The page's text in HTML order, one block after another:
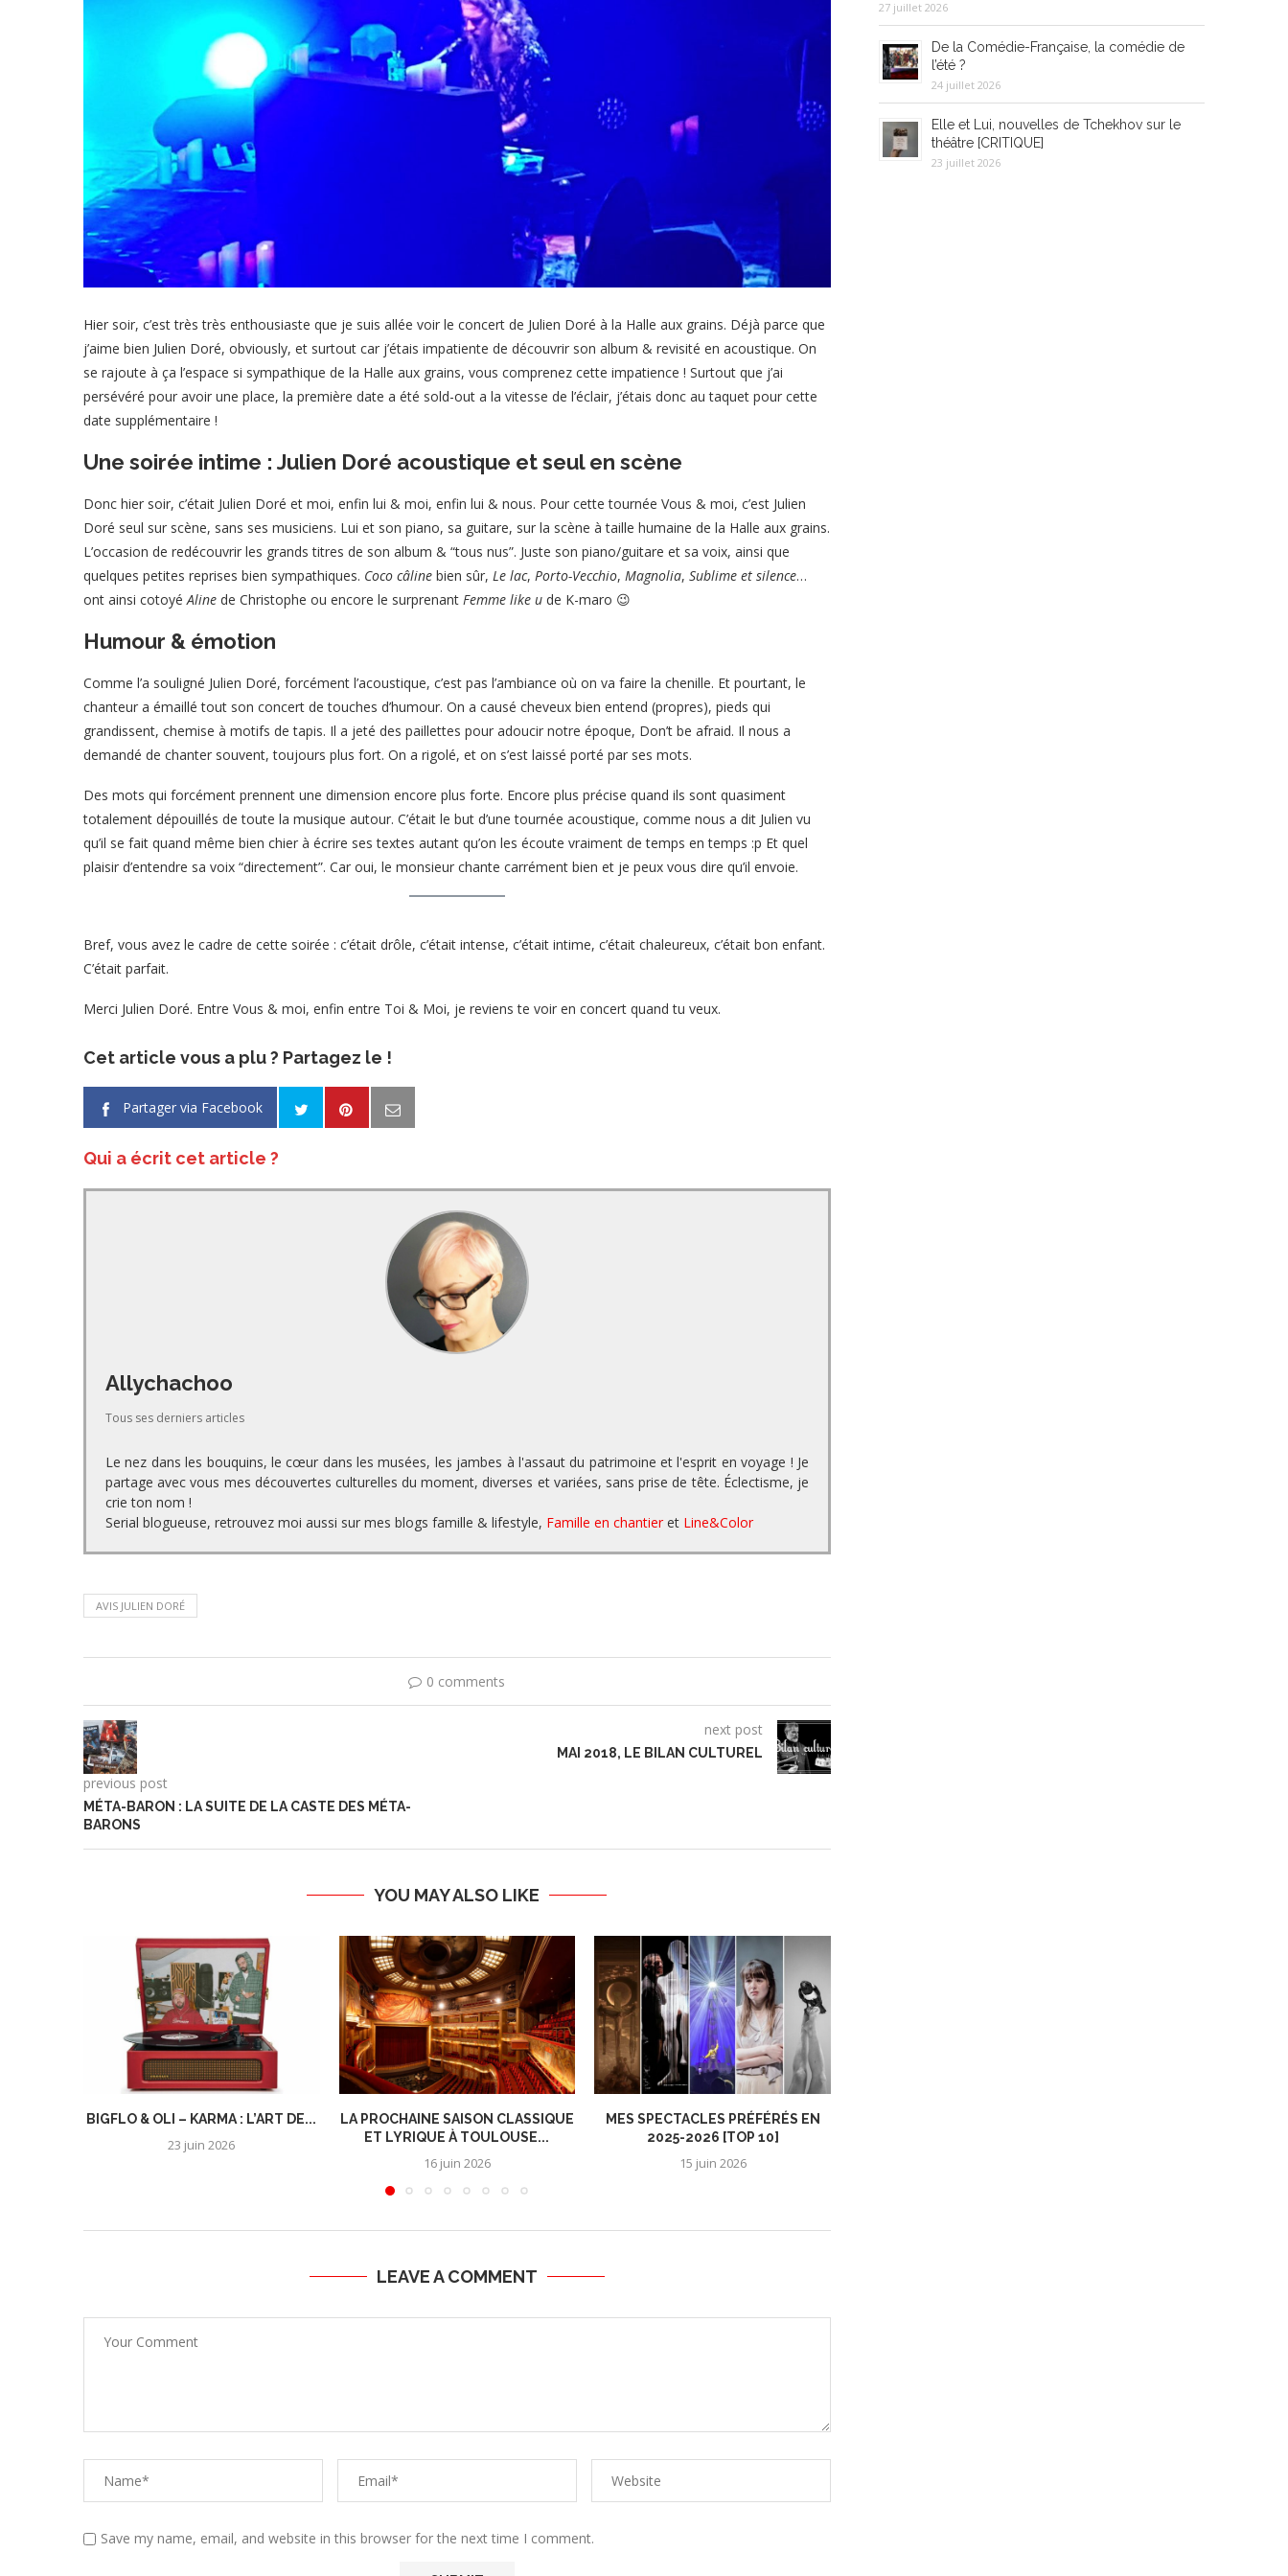
Hier soir, c’est très très enthousiaste que je suis allée voir le concert de Julien Doré à la Halle aux grains. Déjà parce que
j’aime bien Julien Doré, obviously, et surtout car j’étais impatiente de découvrir son album & revisité en acoustique. On
se rajoute à ça l’espace si sympathique de la Halle aux grains, vous comprenez cette impatience ! Surtout que j’ai
persévéré pour avoir une place, la première date a été sold-out a la vitesse de l’éclair, j’étais donc au taquet pour cette
date supplémentaire !
Une soirée intime : Julien Doré acoustique et seul en scène
Donc hier soir, c’était Julien Doré et moi, enfin lui & moi, enfin lui & nous. Pour cette tournée Vous & moi, c’est Julien
Doré seul sur scène, sans ses musiciens. Lui et son piano, sa guitare, sur la scène à taille humaine de la Halle aux grains.
L’occasion de redécouvrir les grands titres de son album & “tous nus”. Juste son piano/guitare et sa voix, ainsi que
quelques petites reprises bien sympathiques. Coco câline bien sûr, Le lac, Porto-Vecchio, Magnolia, Sublime et silence…
ont ainsi cotoyéAline de Christophe ou encore le surprenant Femme like u de K-maro 😉
Humour & émotion
Comme l’a souligné Julien Doré, forcément l’acoustique, c’est pas l’ambiance où on va faire la chenille. Et pourtant, le
chanteur a émaillé tout son concert de touches d’humour. On a causé cheveux bien entend (propres), pieds qui
grandissent, chemise à motifs de tapis. Il a jeté des paillettes pour adoucir notre époque, Don’t be afraid. Il nous a
demandé de chanter souvent, toujours plus fort. On a rigolé, et on s’est laissé porté par ses mots.
Des mots qui forcément prennent une dimension encore plus forte. Encore plus précise quand ils sont quasiment
totalement dépouillés de toute la musique autour. C’était le but d’une tournée acoustique, comme nous a dit Julien vu
qu’il se fait quand même bien chier à écrire ses textes autant qu’on les écoute vraiment de temps en temps :p Et quel
plaisir d’entendre sa voix “directement”. Car oui, le monsieur chante carrément bien et je peux vous dire qu’il envoie.
Bref, vous avez le cadre de cette soirée : c’était drôle, c’était intense, c’était intime, c’était chaleureux, c’était bon enfant.
C’était parfait.
Merci Julien Doré. Entre Vous & moi, enfin entre Toi & Moi, je reviens te voir en concert quand tu veux.
Cet article vous a plu ? Partagez le !
Partager via Facebook
Qui a écrit cet article ?
Allychachoo
Tous ses derniers articles
Le nez dans les bouquins, le cœur dans les musées, les jambes à l'assaut du patrimoine et l'esprit en voyage ! Je
partage avec vous mes découvertes culturelles du moment, diverses et variées, sans prise de tête. Éclectisme, je
crie ton nom !
Serial blogueuse, retrouvez moi aussi sur mes blogs famille & lifestyle, Famille en chantier et Line&Color
AVIS JULIEN DORÉ
0 comments
previous post
MÉTA-BARON : LA SUITE DE LA CASTE DES MÉTA-
BARONS
next post
MAI 2018, LE BILAN CULTUREL
YOU MAY ALSO LIKE
BIGFLO & OLI – KARMA : L’ART DE...
23 juin 2026
LA PROCHAINE SAISON CLASSIQUE
ET LYRIQUE À TOULOUSE...
16 juin 2026
MES SPECTACLES PRÉFÉRÉS EN
2025-2026 [TOP 10]
15 juin 2026
LEAVE A COMMENT
Save my name, email, and website in this browser for the next time I comment.
27 juillet 2026
De la Comédie-Française, la comédie de
l’été ?
24 juillet 2026
Elle et Lui, nouvelles de Tchekhov sur le
théâtre [CRITIQUE]
23 juillet 2026